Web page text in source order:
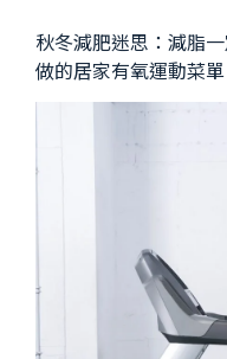
秋冬減肥迷思：減脂
做的居家有氧運動菜